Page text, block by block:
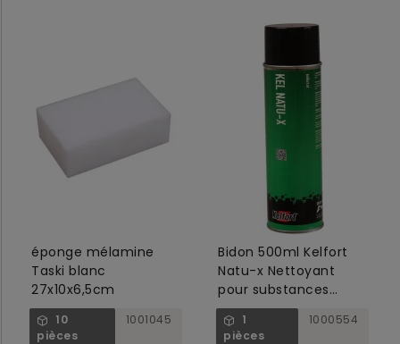
éponge mélamine
Taski blanc
27x10x6,5cm
10
pièces
1001045
Bidon 500ml Kelfort
Natu-x Nettoyant
pour substances
collantes,
biodégradable
1
pièces
1000554